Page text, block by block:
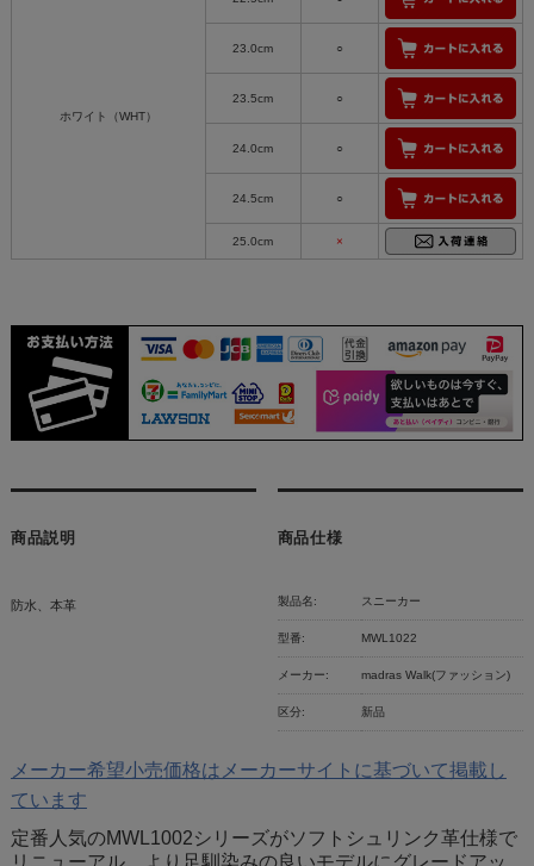
ホワイト（WHT）
23.0cm ○
23.5cm ○
24.0cm ○
24.5cm ○
25.0cm ×
商品説明
防水、本革
商品仕様
製品名: スニーカー
型番: MWL1022
メーカー: madras Walk(ファッション)
区分: 新品
メーカー希望小売価格はメーカーサイトに基づいて掲載し
ています
定番人気のMWL1002シリーズがソフトシュリンク革仕様で